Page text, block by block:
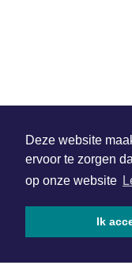
Deze website
ervoor te zorgen
op onze website
Ik